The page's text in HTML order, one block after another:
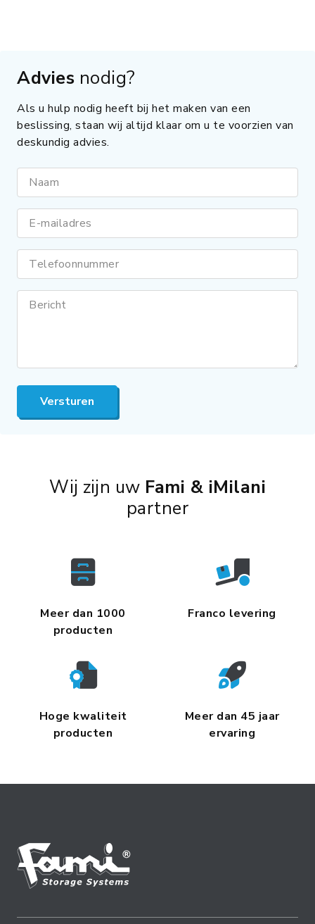
Advies nodig?
Als u hulp nodig heeft bij het maken van een
beslissing, staan wij altijd klaar om u te voorzien van
deskundig advies.
Naam
E-mailadres
Telefoonnummer
Bericht
Versturen
Wij zijn uw Fami & iMilani
partner
Meer dan 1000
producten
Franco levering
Hoge kwaliteit
producten
Meer dan 45 jaar
ervaring